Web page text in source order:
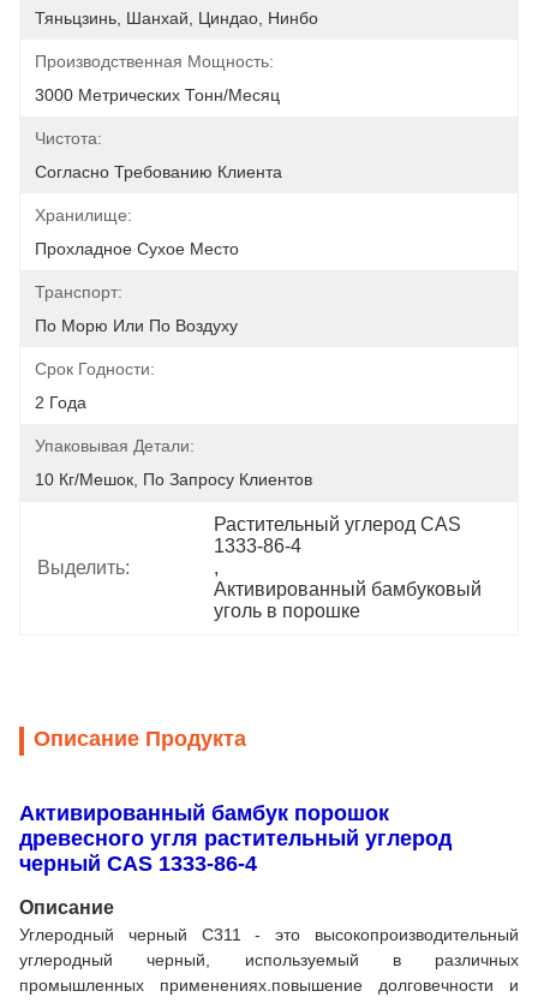
Тяньцзинь, Шанхай, Циндао, Нинбо
Производственная Мощность:
3000 Метрических Тонн/месяц
Чистота:
Согласно Требованию Клиента
Хранилище:
Прохладное Сухое Место
Транспорт:
По Морю Или По Воздуху
Срок Годности:
2 Года
Упаковывая Детали:
10 Кг/мешок, По Запросу Клиентов
Выделить:
Растительный углерод CAS
1333-86-4
,
Активированный бамбуковый
уголь в порошке
Описание Продукта
Активированный бамбук порошок
древесного угля растительный углерод
черный CAS 1333-86-4
Описание
Углеродный черный C311 - это высокопроизводительный
углеродный черный, используемый в различных
промышленных применениях.повышение долговечности и